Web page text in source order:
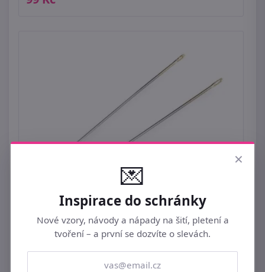
Jehly vyšívací, zlatá ucha
29 Kč
×
💌
Inspirace do schránky
Nové vzory, návody a nápady na šití, pletení a
tvoření – a první se dozvíte o slevách.